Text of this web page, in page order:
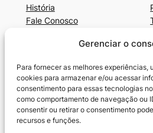
Gerenciar o
Para fornecer as melhores experiências,
cookies para armazenar e/ou acessar
consentimento para essas tecnologias
como comportamento de navegação ou
consentir ou retirar o consentimento
recursos e funções.
História
Fale Conosco
Beleza, Autocuidado e Mais
BelezaAutocuidadoE+Dicas de
Cronograma Capilar
SkinCare Prático e Barato
Guia-Unhas Americanas
Guia-Unhas Decoradas em Gel
Benefícios da Vaselina